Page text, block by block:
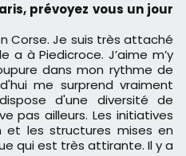
prévoyez vous un jour
Corse. Je suis très attaché
à Piedicroce. J’aime m’y
dans mon rythme de
me surprend vraiment
d'une diversité de
pas ailleurs. Les initiatives
et les structures mises en
qui est très attirante. Il y a